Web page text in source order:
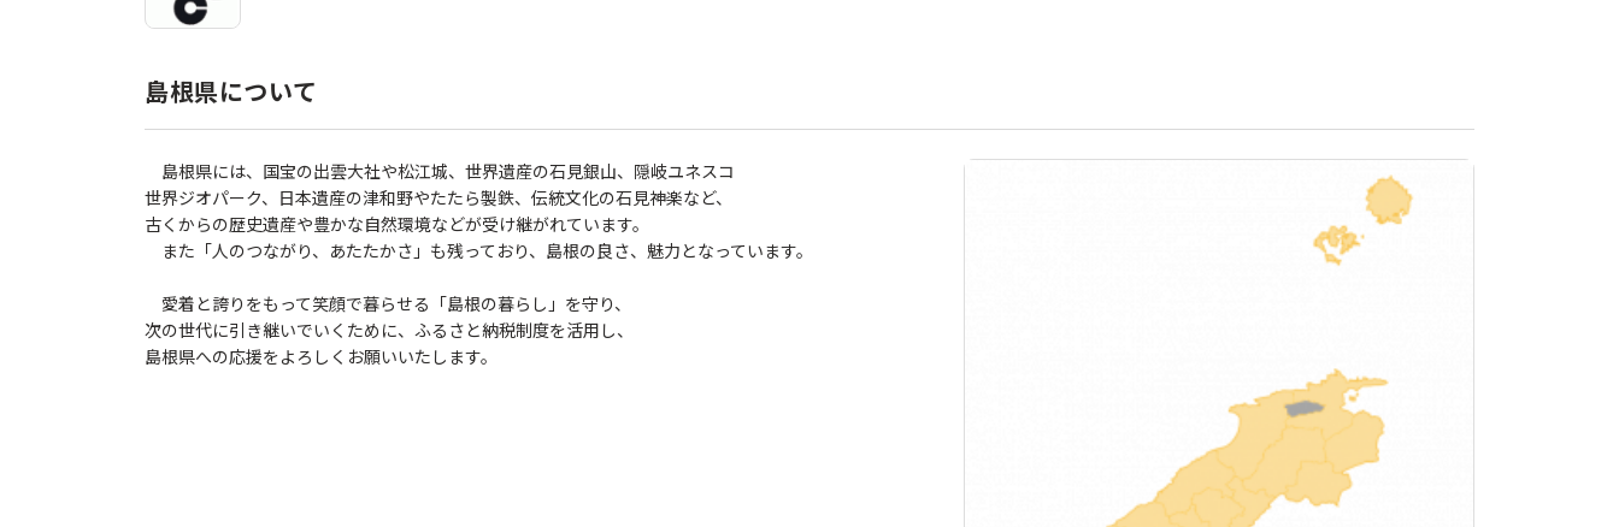
島根県について
島根県には、国宝の出雲大社や松江城、世界遺産の石見銀山、隠岐ユネスコ
世界ジオパーク、日本遺産の津和野やたたら製鉄、伝統文化の石見神楽など、
古くからの歴史遺産や豊かな自然環境などが受け継がれています。
また「人のつながり、あたたかさ」も残っており、島根の良さ、魅力となっています。
愛着と誇りをもって笑顔で暮らせる「島根の暮らし」を守り、
次の世代に引き継いでいくために、ふるさと納税制度を活用し、
島根県への応援をよろしくお願いいたします。